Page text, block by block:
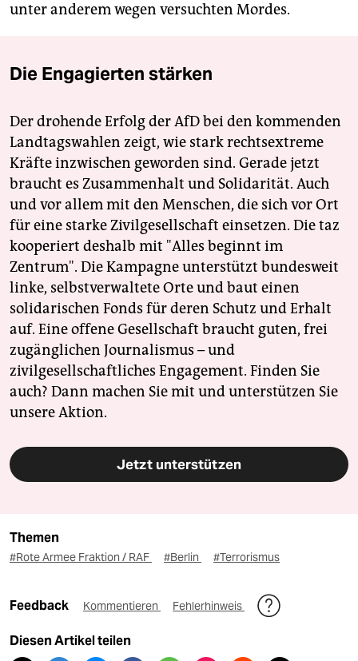
unter anderem wegen versuchten Mordes.
Die Engagierten stärken
Der drohende Erfolg der AfD bei den kommenden
Landtagswahlen zeigt, wie stark rechtsextreme
Kräfte inzwischen geworden sind. Gerade jetzt
braucht es Zusammenhalt und Solidarität. Auch
und vor allem mit den Menschen, die sich vor Ort
für eine starke Zivilgesellschaft einsetzen. Die taz
kooperiert deshalb mit "Alles beginnt im
Zentrum". Die Kampagne unterstützt bundesweit
linke, selbstverwaltete Orte und baut einen
solidarischen Fonds für deren Schutz und Erhalt
auf. Eine offene Gesellschaft braucht guten, frei
zugänglichen Journalismus – und
zivilgesellschaftliches Engagement. Finden Sie
auch? Dann machen Sie mit und unterstützen Sie
unsere Aktion.
Jetzt unterstützen
Themen
#Rote Armee Fraktion / RAF #Berlin #Terrorismus
Feedback Kommentieren Fehlerhinweis
Diesen Artikel teilen